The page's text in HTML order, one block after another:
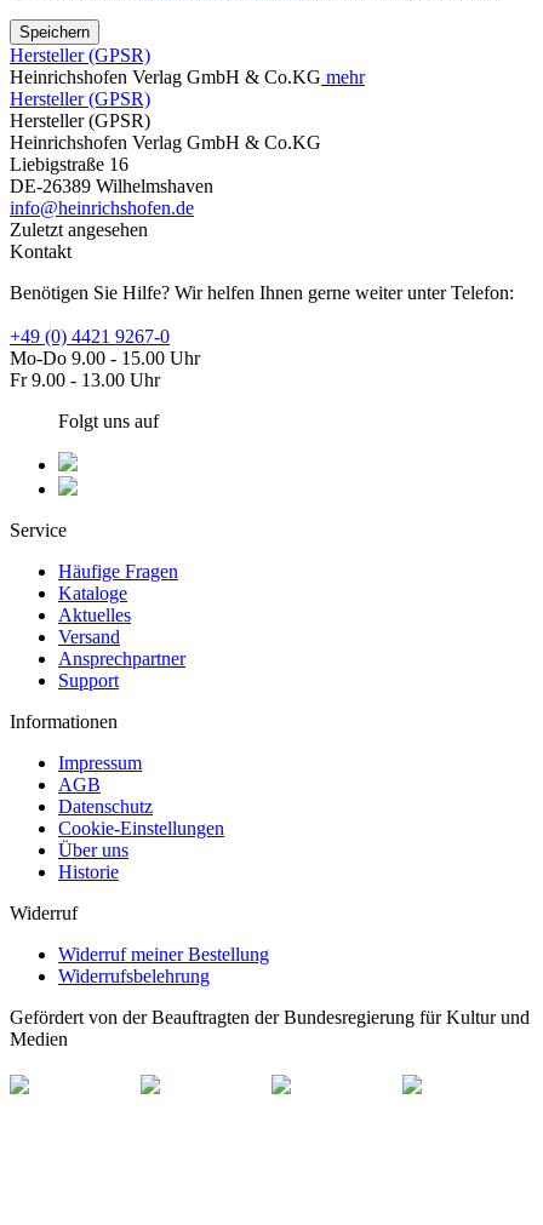
Speichern
Hersteller (GPSR)
Heinrichshofen Verlag GmbH & Co.KG mehr
Hersteller (GPSR)
Hersteller (GPSR)
Heinrichshofen Verlag GmbH & Co.KG
Liebigstraße 16
DE-26389 Wilhelmshaven
info@heinrichshofen.de
Zuletzt angesehen
Kontakt
Benötigen Sie Hilfe? Wir helfen Ihnen gerne weiter unter Telefon:
+49 (0) 4421 9267-0
Mo-Do 9.00 - 15.00 Uhr
Fr 9.00 - 13.00 Uhr
Folgt uns auf
Service
Häufige Fragen
Kataloge
Aktuelles
Versand
Ansprechpartner
Support
Informationen
Impressum
AGB
Datenschutz
Cookie-Einstellungen
Über uns
Historie
Widerruf
Widerruf meiner Bestellung
Widerrufsbelehrung
Gefördert von der Beauftragten der Bundesregierung für Kultur und
Medien